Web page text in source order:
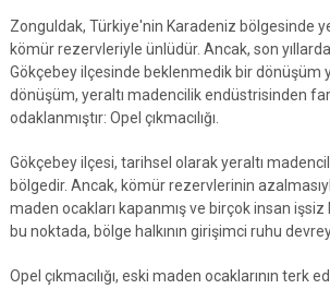
Zonguldak, Türkiye'nin Karadeniz bölgesinde
kömür rezervleriyle ünlüdür. Ancak, son
Gökçebey ilçesinde beklenmedik bir dönüşüm
dönüşüm, yeraltı madencilik endüstrisinden
odaklanmıştır: Opel çıkmacılığı.
Gökçebey ilçesi, tarihsel olarak yeraltı
bölgedir. Ancak, kömür rezervlerinin
maden ocakları kapanmış ve birçok insan işsiz
bu noktada, bölge halkının girişimci ruhu
Opel çıkmacılığı, eski maden ocaklarının terk